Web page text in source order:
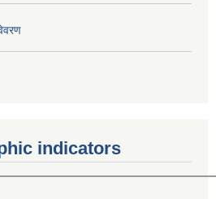
indicators